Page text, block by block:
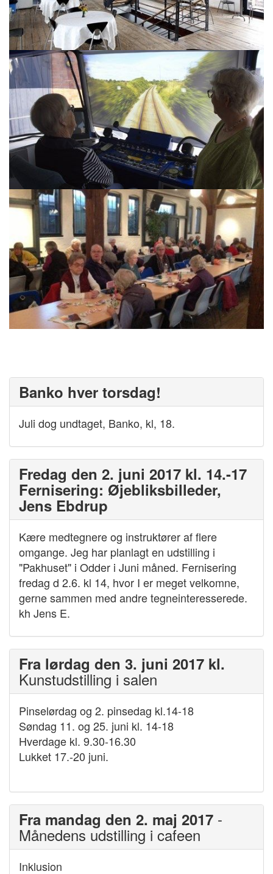
Banko hver torsdag!
Juli dog undtaget, Banko, kl, 18.
Fredag den 2. juni 2017 kl. 14.-17
Fernisering: Øjebliksbilleder,
Jens Ebdrup
Kære medtegnere og instruktører af flere
omgange. Jeg har planlagt en udstilling i
"Pakhuset" i Odder i Juni måned. Fernisering
fredag d 2.6. kl 14, hvor I er meget velkomne,
gerne sammen med andre tegneinteresserede.
kh Jens E.
Fra lørdag den 3. juni 2017 kl.
Kunstudstilling i salen
Pinselørdag og 2. pinsedag kl.14-18
Søndag 11. og 25. juni kl. 14-18
Hverdage kl. 9.30-16.30
Lukket 17.-20 juni.
Fra mandag den 2. maj 2017 -
Månedens udstilling i cafeen
Inklusion